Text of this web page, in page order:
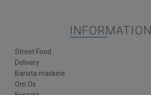
INFORMATION
Street Food
Delivery
Barista maskine
Om Os